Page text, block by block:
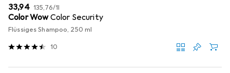
EUR
33,94 EUR
135,76/1l
Color WowColor Security
Flüssiges Shampoo, 250 ml
10